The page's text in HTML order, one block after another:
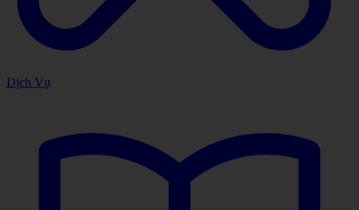
Dịch Vụ